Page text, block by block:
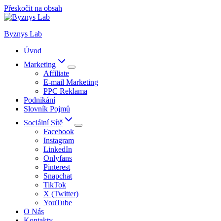
Přeskočit na obsah
Byznys Lab
Úvod
Marketing
Affiliate
E-mail Marketing
PPC Reklama
Podnikání
Slovník Pojmů
Sociální Sítě
Facebook
Instagram
LinkedIn
Onlyfans
Pinterest
Snapchat
TikTok
X (Twitter)
YouTube
O Nás